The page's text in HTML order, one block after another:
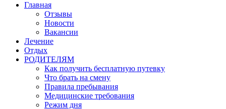
Главная
Отзывы
Новости
Вакансии
Лечение
Отдых
РОДИТЕЛЯМ
Как получить бесплатную путевку
Что брать на смену
Правила пребывания
Медицинские требования
Режим дня